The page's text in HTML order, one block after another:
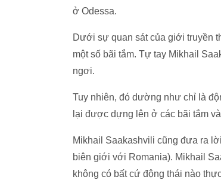
ở Odessa.
Dưới sự quan sát của giới truyền
một số bãi tắm. Tự tay Mikhail
ngơi.
Tuy nhiên, đó dường như chỉ là
lại được dựng lên ở các bãi tắm
Mikhail Saakashvili cũng đưa ra
biên giới với Romania). Mikhail
không có bất cứ động thái nào